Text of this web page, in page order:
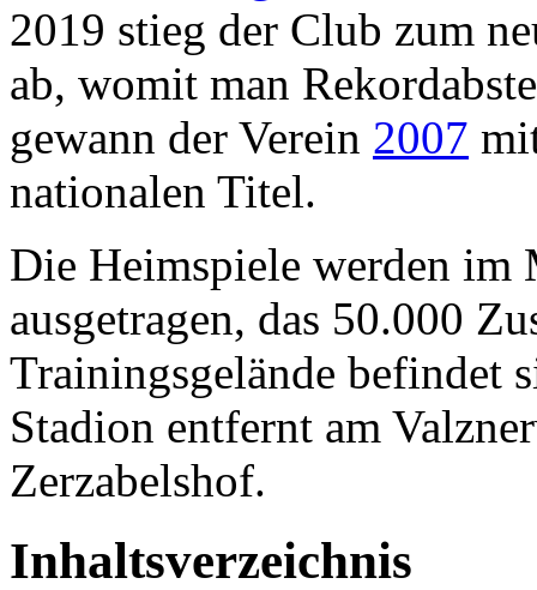
2019 stieg der Club zum
ab, womit man
gewann der Verein 2007
nationalen Titel.
Die Heimspiele werden
ausgetragen, das 50.000
Trainingsgelände befindet
Stadion entfernt am
Zerzabelshof.
Inhaltsverzeichnis